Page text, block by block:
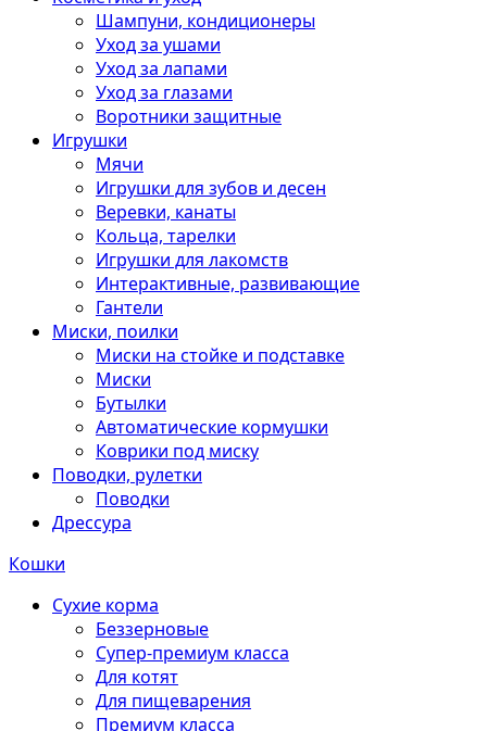
Шампуни, кондиционеры
Уход за ушами
Уход за лапами
Уход за глазами
Воротники защитные
Игрушки
Мячи
Игрушки для зубов и десен
Веревки, канаты
Кольца, тарелки
Игрушки для лакомств
Интерактивные, развивающие
Гантели
Миски, поилки
Миски на стойке и подставке
Миски
Бутылки
Автоматические кормушки
Коврики под миску
Поводки, рулетки
Поводки
Дрессура
Кошки
Сухие корма
Беззерновые
Супер-премиум класса
Для котят
Для пищеварения
Премиум класса